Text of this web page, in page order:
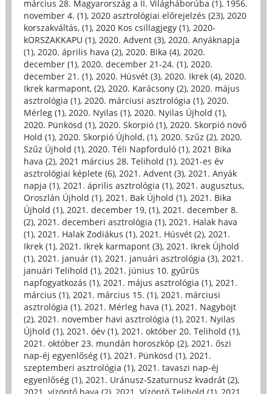
március 28. Magyarország a II. Világháborúba (1), 1956.
november 4. (1), 2020 asztrológiai előrejelzés (23), 2020
korszakváltás, (1), 2020 Kos csillagjegy (1), 2020-
kORSZAKKAPU (1), 2020. Advent (3), 2020. Anyáknapja
(1), 2020. április hava (2), 2020. Bika (4), 2020.
december (1), 2020. december 21-24. (1), 2020.
december 21. (1), 2020. Húsvét (3), 2020. Ikrek (4), 2020.
Ikrek karmapont, (2), 2020. Karácsony (2), 2020. május
asztrológia (1), 2020. márciusi asztrológia (1), 2020.
Mérleg (1), 2020. Nyilas (1), 2020. Nyilas Újhold (1),
2020. Pünkösd (1), 2020. Skorpió (1), 2020. Skorpió növő
Hold (1), 2020. Skorpió Újhold, (1), 2020. Szűz (2), 2020.
Szűz Újhold (1), 2020. Téli Napforduló (1), 2021 Bika
hava (2), 2021 március 28. Telihold (1), 2021-es év
asztrológiai képlete (6), 2021. Advent (3), 2021. Anyák
napja (1), 2021. április asztrológia (1), 2021. augusztus,
Oroszlán Újhold (1), 2021. Bak Újhold (1), 2021. Bika
Újhold (1), 2021. december 19, (1), 2021. december 8.
(2), 2021. decemberi asztrológia (1), 2021. Halak hava
(1), 2021. Halak Zodiákus (1), 2021. Húsvét (2), 2021.
Ikrek (1), 2021. Ikrek karmapont (3), 2021. Ikrek Újhold
(1), 2021. január (1), 2021. januári asztrológia (3), 2021.
januári Telihold (1), 2021. június 10. gyűrűs
napfogyatkozás (1), 2021. május asztrológia (1), 2021.
március (1), 2021. március 15. (1), 2021. márciusi
asztrológia (1), 2021. Mérleg hava (1), 2021. Nagyböjt
(2), 2021. november havi asztrológia (1), 2021. Nyilas
Újhold (1), 2021. óév (1), 2021. október 20. Telihold (1),
2021. október 23. mundán horoszkóp (2), 2021. őszi
nap-éj egyenlőség (1), 2021. Pünkösd (1), 2021.
szeptemberi asztrológia (1), 2021. tavaszi nap-éj
egyenlőség (1), 2021. Uránusz-Szaturnusz kvadrát (2),